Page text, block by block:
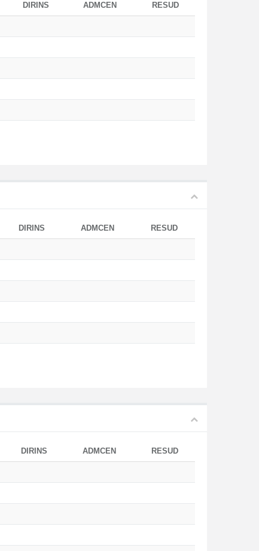
DIRINS ADMCEN RESUD
DIRINS ADMCEN RESUD
DIRINS ADMCEN RESUD